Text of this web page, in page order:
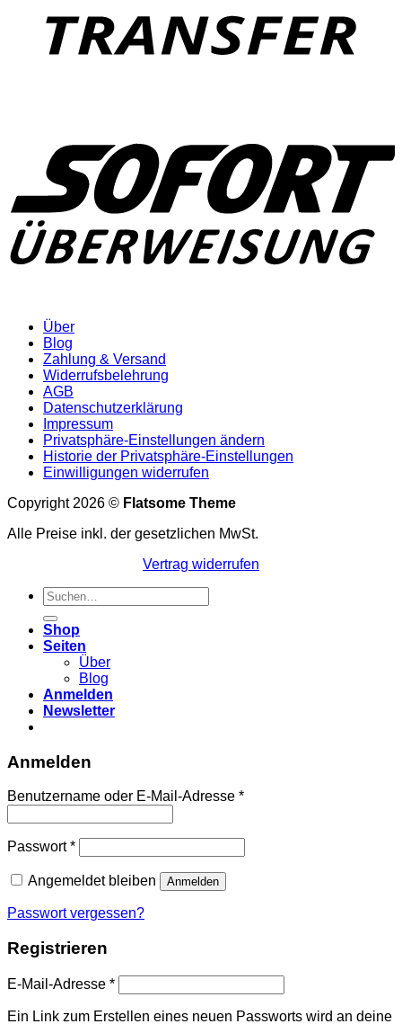
Über
Blog
Zahlung & Versand
Widerrufsbelehrung
AGB
Datenschutzerklärung
Impressum
Privatsphäre-Einstellungen ändern
Historie der Privatsphäre-Einstellungen
Einwilligungen widerrufen
Copyright 2026 © Flatsome Theme
Alle Preise inkl. der gesetzlichen MwSt.
Vertrag widerrufen
Suchen
nach:
Shop
Seiten
Über
Blog
Anmelden
Newsletter
Anmelden
Benutzername oder E-Mail-Adresse *Erforderlich
Passwort*Erforderlich
Angemeldet bleiben Anmelden
Passwort vergessen?
Registrieren
E-Mail-Adresse *Erforderlich
Ein Link zum Erstellen eines neuen Passworts wird an deine